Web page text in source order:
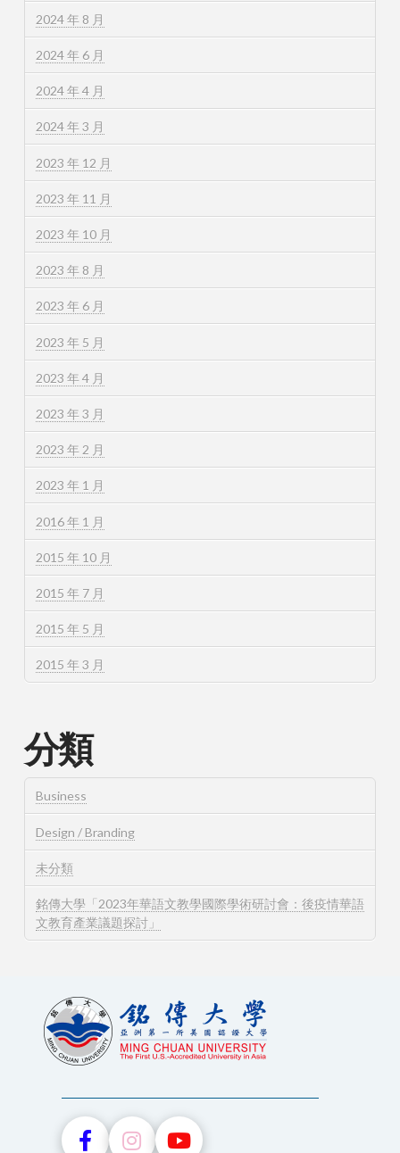
2024 年 8 月
2024 年 6 月
2024 年 4 月
2024 年 3 月
2023 年 12 月
2023 年 11 月
2023 年 10 月
2023 年 8 月
2023 年 6 月
2023 年 5 月
2023 年 4 月
2023 年 3 月
2023 年 2 月
2023 年 1 月
2016 年 1 月
2015 年 10 月
2015 年 7 月
2015 年 5 月
2015 年 3 月
分類
Business
Design / Branding
未分類
銘傳大學「2023年華語文教學國際學術研討會：後疫情華語
文教育產業議題探討」